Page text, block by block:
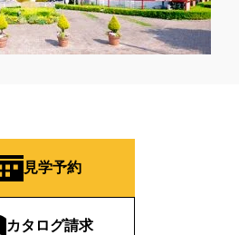
見学予約
カタログ請求